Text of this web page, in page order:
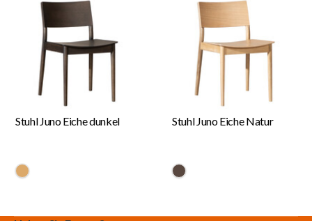
Stuhl Juno Eiche dunkel
#dca96a
Stuhl Juno Eiche Natur
#594840